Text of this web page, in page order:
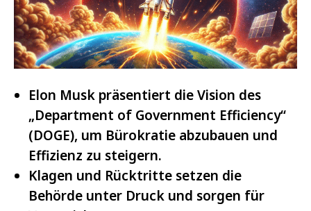
Elon Musk präsentiert die Vision des
„Department of Government Efficiency“
(DOGE), um Bürokratie abzubauen und
Effizienz zu steigern.
Klagen und Rücktritte setzen die
Behörde unter Druck und sorgen für